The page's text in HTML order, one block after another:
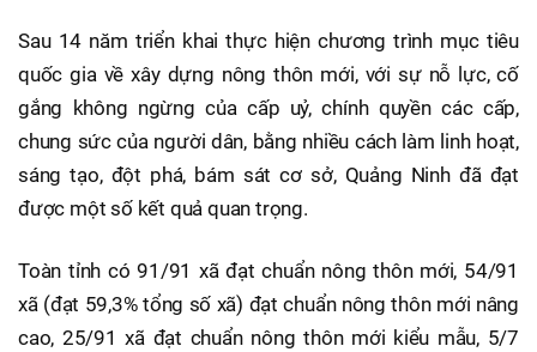
Sau 14 năm triển khai thực hiện chương trình mục tiêu
quốc gia về xây dựng nông thôn mới, với sự nỗ lực, cố
gắng không ngừng của cấp uỷ, chính quyền các cấp,
chung sức của người dân, bằng nhiều cách làm linh hoạt,
sáng tạo, đột phá, bám sát cơ sở, Quảng Ninh đã đạt
được một số kết quả quan trọng.
Toàn tỉnh có 91/91 xã đạt chuẩn nông thôn mới, 54/91
xã (đạt 59,3% tổng số xã) đạt chuẩn nông thôn mới nâng
cao, 25/91 xã đạt chuẩn nông thôn mới kiểu mẫu, 5/7